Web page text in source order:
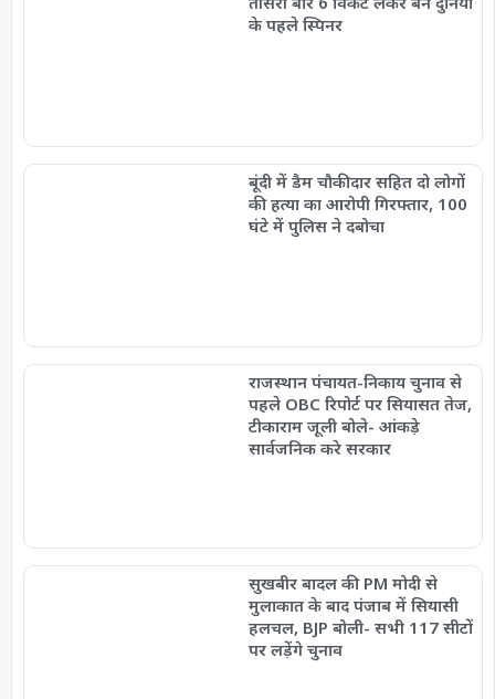
के पहले स्पिनर
बूंदी में डैम चौकीदार सहित दो लोगों
की हत्या का आरोपी गिरफ्तार, 100
घंटे में पुलिस ने दबोचा
राजस्थान पंचायत-निकाय चुनाव से
पहले OBC रिपोर्ट पर सियासत तेज,
टीकाराम जूली बोले- आंकड़े
सार्वजनिक करे सरकार
सुखबीर बादल की PM मोदी से
मुलाकात के बाद पंजाब में सियासी
हलचल, BJP बोली- सभी 117 सीटों
पर लड़ेंगे चुनाव